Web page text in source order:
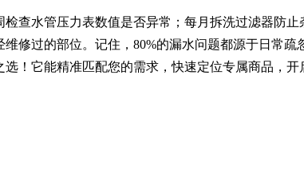
查水管压力表数值是否异常；每月拆洗过滤器防止
修过的部位。记住，80%的漏水问题都源于日常疏
！它能精准匹配您的需求，快速定位专属商品，开